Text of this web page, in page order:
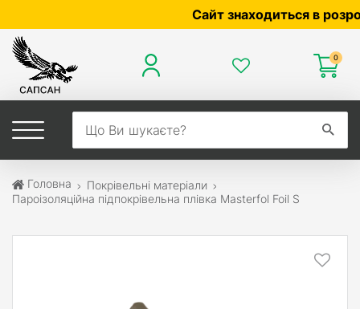
Сайт знаходиться в
0
Головна
Покрівельні матеріали
Пароізоляційна підпокрівельна плівка Masterfol Foil S